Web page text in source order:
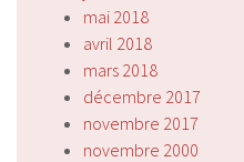
mai 2018
avril 2018
mars 2018
décembre 2017
novembre 2017
novembre 2000